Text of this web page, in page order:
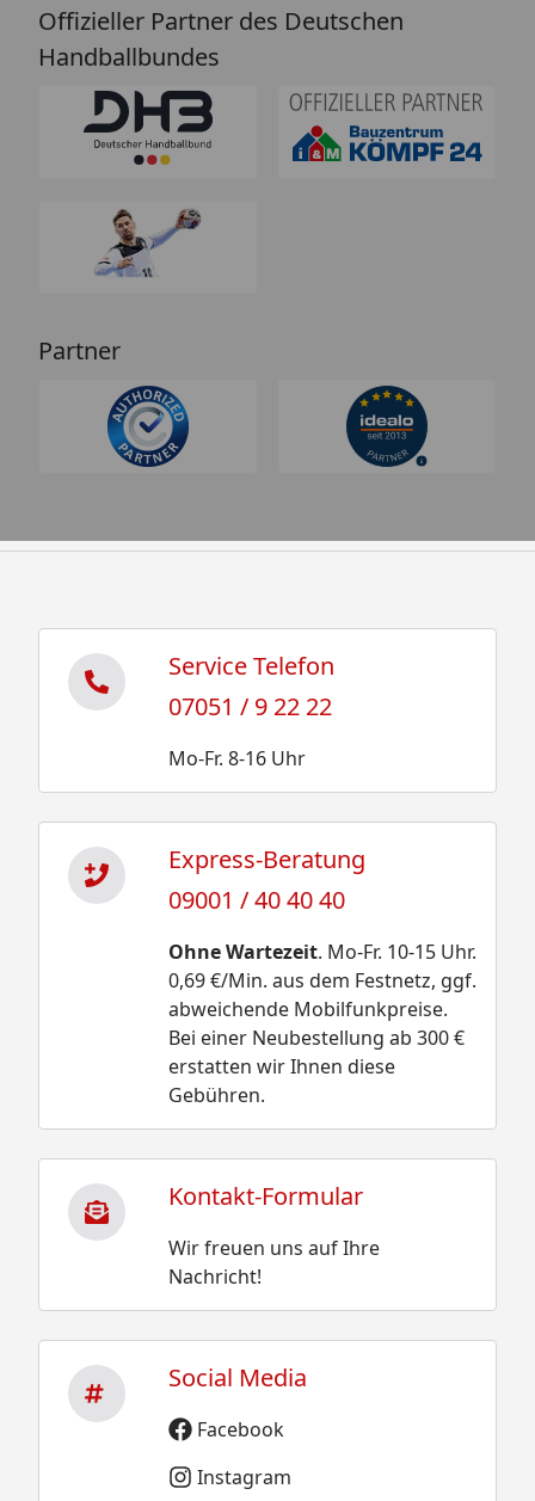
Offizieller Partner des Deutschen
Handballbundes
Partner
Service Telefon
07051 / 9 22 22
Mo-Fr. 8-16 Uhr
Express-Beratung
09001 / 40 40 40
Ohne Wartezeit. Mo-Fr. 10-15 Uhr.
0,69 €/Min. aus dem Festnetz, ggf.
abweichende Mobilfunkpreise.
Bei einer Neubestellung ab 300 €
erstatten wir Ihnen diese
Gebühren.
Kontakt-Formular
Wir freuen uns auf Ihre
Nachricht!
Social Media
Facebook
Instagram